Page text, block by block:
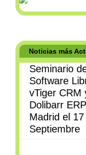
Noticias más
Seminario
Software
vTiger CRM
Dolibarr
Madrid el
Septiembre